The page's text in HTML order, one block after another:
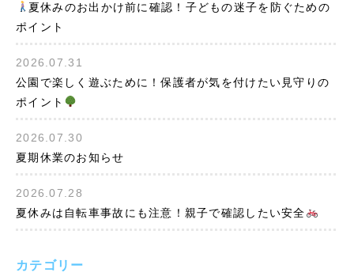
夏休みのお出かけ前に確認！子どもの迷子を防ぐための
ポイント
2026.07.31
公園で楽しく遊ぶために！保護者が気を付けたい見守りの
ポイント
2026.07.30
夏期休業のお知らせ
2026.07.28
夏休みは自転車事故にも注意！親子で確認したい安全
カテゴリー